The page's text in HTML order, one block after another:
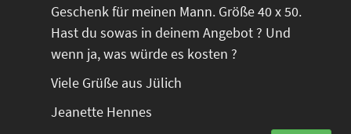
Geschenk für meinen Mann. Größe 40 x 50.
Hast du sowas in deinem Angebot ? Und
wenn ja, was würde es kosten ?
Viele Grüße aus Jülich
Jeanette Hennes